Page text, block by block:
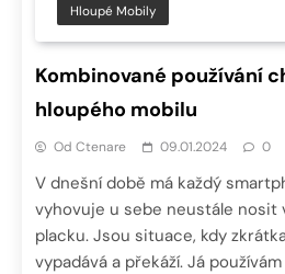
Hloupé Mobily
Kombinované používání
hloupého mobilu
Od Ctenare 09.01.2024 0
V dnešní době má každý
vyhovuje u sebe neustále nosit
placku. Jsou situace, kdy
vypadává a překáží. Já